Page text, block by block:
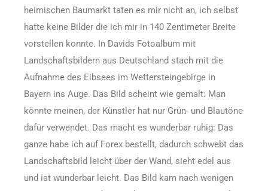
heimischen Baumarkt taten es mir nicht an, ich selbst
hatte keine Bilder die ich mir in 140 Zentimeter Breite
vorstellen konnte. In Davids Fotoalbum mit
Landschaftsbildern aus Deutschland stach mit die
Aufnahme des Eibsees im Wettersteingebirge in
Bayern ins Auge. Das Bild scheint wie gemalt: Man
könnte meinen, der Künstler hat nur Grün- und Blautöne
dafür verwendet. Das macht es wunderbar ruhig: Das
ganze habe ich auf Forex bestellt, dadurch schwebt das
Landschaftsbild leicht über der Wand, sieht edel aus
und ist wunderbar leicht. Das Bild kam nach wenigen